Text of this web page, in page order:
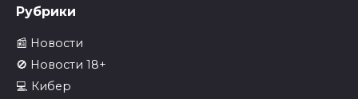
Рубрики
📰 Новости
🚫 Новости 18+
💻 Кибер